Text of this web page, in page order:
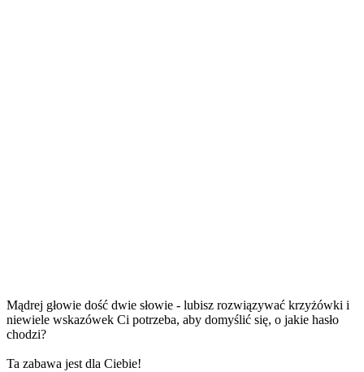
Mądrej głowie dość dwie słowie - lubisz rozwiązywać krzyżówki i
niewiele wskazówek Ci potrzeba, aby domyślić się, o jakie hasło
chodzi?
Ta zabawa jest dla Ciebie!